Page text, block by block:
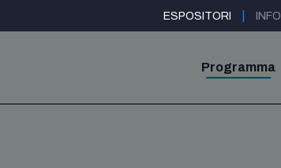
ESPOSITORI INFO
Programma